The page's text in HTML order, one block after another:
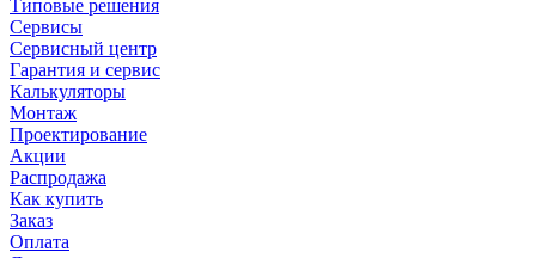
Типовые решения
Сервисы
Сервисный центр
Гарантия и сервис
Калькуляторы
Монтаж
Проектирование
Акции
Распродажа
Как купить
Заказ
Оплата